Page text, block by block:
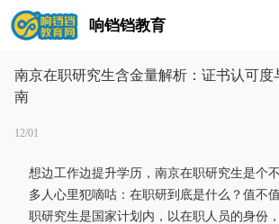
响铛铛教育
南京在职研究生含金量解析：证书认可度
南
12/01
想边工作边提升学历，南京在职研究生是个
多人心里犯嘀咕：在职研到底是什么？值不
职研究生是国家计划内，以在职人员的身份